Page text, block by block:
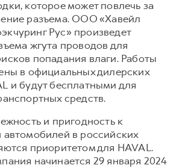
HAVAL
аксессуары
HAVAL
аксессуары
которое может повлечь за
разъема. ООО «Хавейл
Рус» произведет
жгута проводов для
попадания влаги. Работы
в официальных дилерских
и будут бесплатными для
средств.
и пригодность к
автомобилей в российских
приоритетом для HAVAL.
начинается 29 января 2024